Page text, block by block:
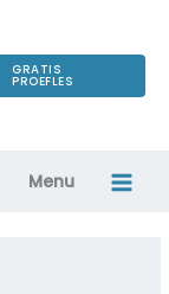
GRATIS
PROEFLES
Menu